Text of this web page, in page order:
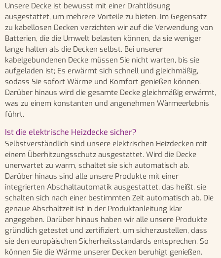
Unsere Decke ist bewusst mit einer Drahtlösung
ausgestattet, um mehrere Vorteile zu bieten. Im Gegensatz
zu kabellosen Decken verzichten wir auf die Verwendung von
Batterien, die die Umwelt belasten können, da sie weniger
lange halten als die Decken selbst. Bei unserer
kabelgebundenen Decke müssen Sie nicht warten, bis sie
aufgeladen ist; Es erwärmt sich schnell und gleichmäßig,
sodass Sie sofort Wärme und Komfort genießen können.
Darüber hinaus wird die gesamte Decke gleichmäßig erwärmt,
was zu einem konstanten und angenehmen Wärmeerlebnis
führt.
Ist die elektrische Heizdecke sicher?
Selbstverständlich sind unsere elektrischen Heizdecken mit
einem Überhitzungsschutz ausgestattet. Wird die Decke
unerwartet zu warm, schaltet sie sich automatisch ab.
Darüber hinaus sind alle unsere Produkte mit einer
integrierten Abschaltautomatik ausgestattet, das heißt, sie
schalten sich nach einer bestimmten Zeit automatisch ab. Die
genaue Abschaltzeit ist in der Produktanleitung klar
angegeben. Darüber hinaus haben wir alle unsere Produkte
gründlich getestet und zertifiziert, um sicherzustellen, dass
sie den europäischen Sicherheitsstandards entsprechen. So
können Sie die Wärme unserer Decken beruhigt genießen.